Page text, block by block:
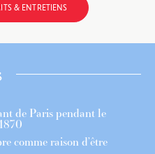
& ENTRETIENS
de Paris pendant le
comme raison d’être